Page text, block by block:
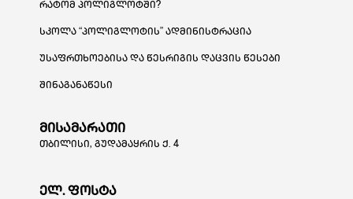
რატომ პოლიგლოტში?
სკოლა “პოლიგლოტის” ადმინისტრაცია
უსაფრთხოებისა და წესრიგის დაცვის წესები
შინაგანაწესი
მისამარათი
თბილისი, გუდამაყრის ქ. 4
ელ. ფოსტა